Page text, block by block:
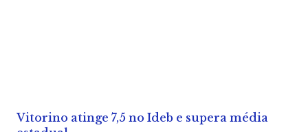
Vitorino atinge 7,5 no Ideb e supera média